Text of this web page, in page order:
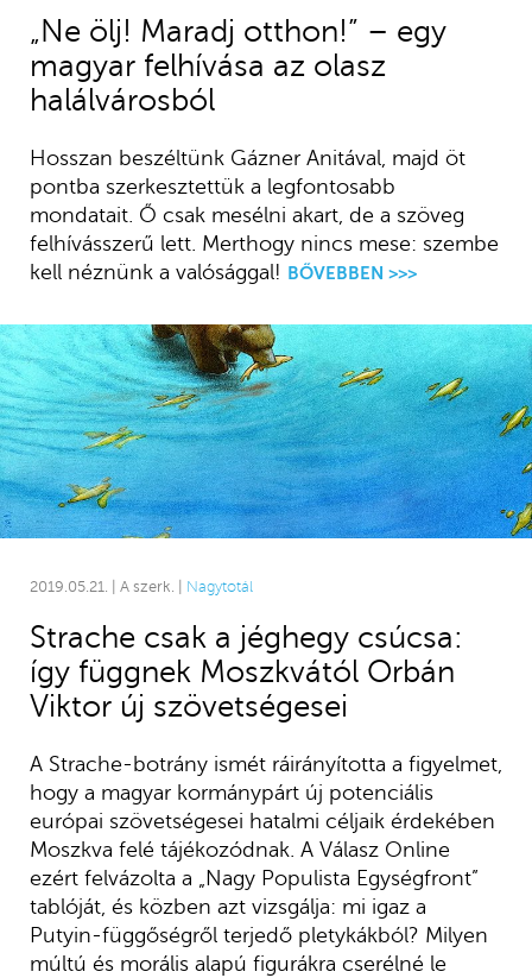
„Ne ölj! Maradj otthon!” – egy
magyar felhívása az olasz
halálvárosból
Hosszan beszéltünk Gázner Anitával, majd öt
pontba szerkesztettük a legfontosabb
mondatait. Ő csak mesélni akart, de a szöveg
felhívásszerű lett. Merthogy nincs mese: szembe
kell néznünk a valósággal!
BŐVEBBEN >>>
2019.05.21. | A szerk. | Nagytotál
Strache csak a jéghegy csúcsa:
így függnek Moszkvától Orbán
Viktor új szövetségesei
A Strache-botrány ismét ráirányította a figyelmet,
hogy a magyar kormánypárt új potenciális
európai szövetségesei hatalmi céljaik érdekében
Moszkva felé tájékozódnak. A Válasz Online
ezért felvázolta a „Nagy Populista Egységfront”
tablóját, és közben azt vizsgálja: mi igaz a
Putyin-függőségről terjedő pletykákból? Milyen
múltú és morális alapú figurákra cserélné le